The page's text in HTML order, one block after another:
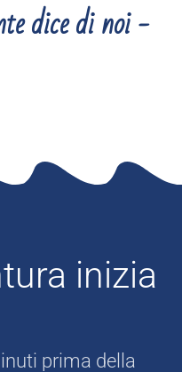
dice di noi -
inizia
prima della